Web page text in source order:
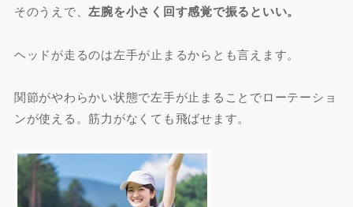
そのうえで、左腕を小さく回す感覚で振るといい。
ヘッドが走るのは左手が止まるからとも言えます。
関節がやわらかい状態で左手が止まることでローテーショ
ンが使える。筋力がなくても飛ばせます。